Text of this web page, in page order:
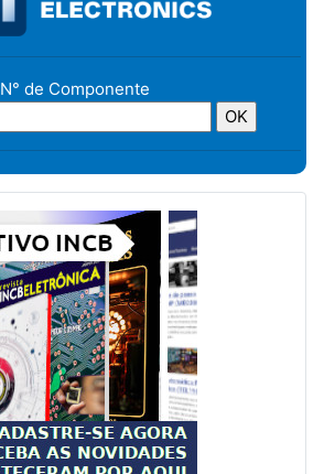
N° de Componente